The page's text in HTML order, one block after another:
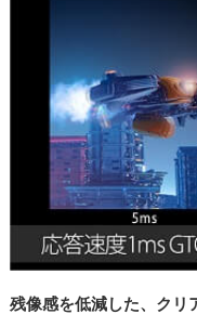
残像感を低減した、クリ